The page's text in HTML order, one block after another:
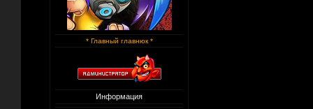
* Главный главнюк *
Информация